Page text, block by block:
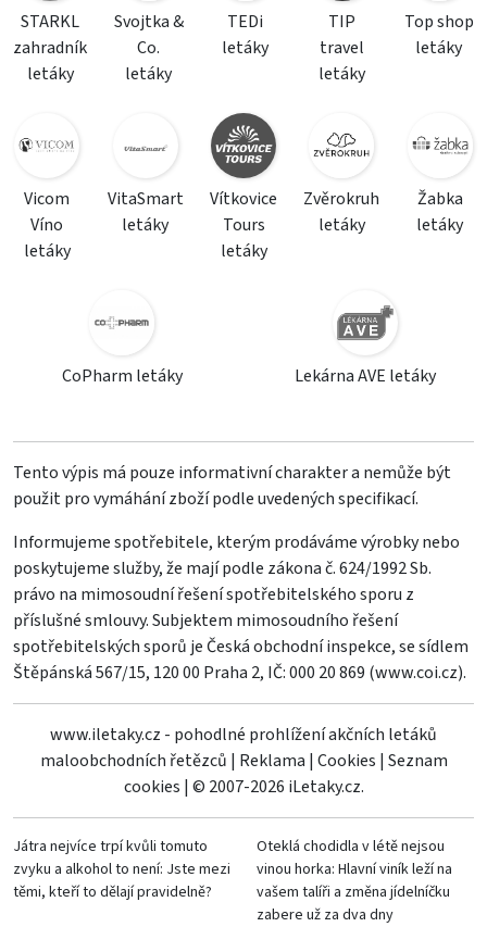
STARKL
zahradník
letáky
Svojtka &
Co.
letáky
TEDi
letáky
TIP
travel
letáky
Top shop
letáky
Vicom
Víno
letáky
VitaSmart
letáky
Vítkovice
Tours
letáky
Zvěrokruh
letáky
Žabka
letáky
CoPharm letáky Lekárna AVE letáky
Tento výpis má pouze informativní charakter a nemůže být
použit pro vymáhání zboží podle uvedených specifikací.
Informujeme spotřebitele, kterým prodáváme výrobky nebo
poskytujeme služby, že mají podle zákona č. 624/1992 Sb.
právo na mimosoudní řešení spotřebitelského sporu z
příslušné smlouvy. Subjektem mimosoudního řešení
spotřebitelských sporů je Česká obchodní inspekce, se sídlem
Štěpánská 567/15, 120 00 Praha 2, IČ: 000 20 869 (www.coi.cz).
www.iletaky.cz - pohodlné prohlížení akčních letáků
maloobchodních řetězců | Reklama | Cookies | Seznam
cookies | © 2007-2026 iLetaky.cz.
Játra nejvíce trpí kvůli tomuto
zvyku a alkohol to není: Jste mezi
těmi, kteří to dělají pravidelně?
Oteklá chodidla v létě nejsou
vinou horka: Hlavní viník leží na
vašem talíři a změna jídelníčku
zabere už za dva dny